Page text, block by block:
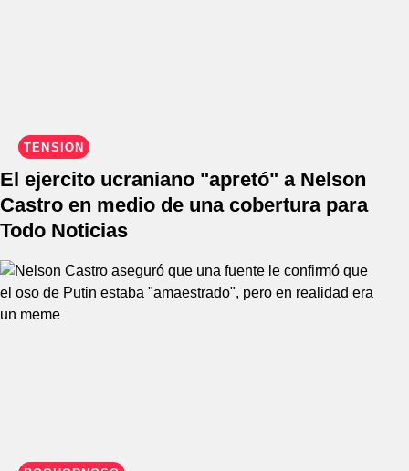
TENSIÓN
El ejercito ucraniano "apretó" a Nelson
Castro en medio de una cobertura para
Todo Noticias